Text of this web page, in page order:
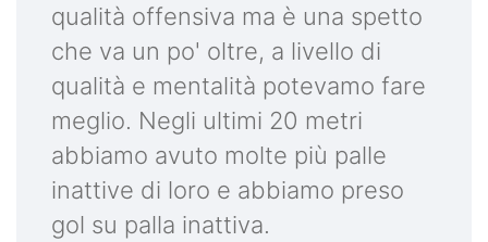
qualità offensiva ma è una spetto
che va un po' oltre, a livello di
qualità e mentalità potevamo fare
meglio. Negli ultimi 20 metri
abbiamo avuto molte più palle
inattive di loro e abbiamo preso
gol su palla inattiva.